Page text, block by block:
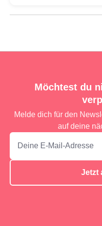
Möchtest du
Melde dich für den
auf deine
Jetzt